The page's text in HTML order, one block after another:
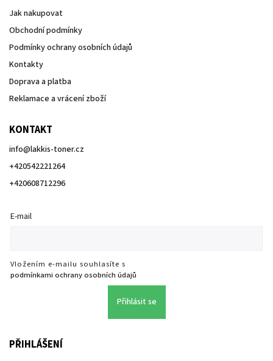
Jak nakupovat
Obchodní podmínky
Podmínky ochrany osobních údajů
Kontakty
Doprava a platba
Reklamace a vrácení zboží
KONTAKT
info@lakkis-toner.cz
+420542221264
+420608712296
E-mail
Vložením e-mailu souhlasíte s
podmínkami ochrany osobních údajů
Přihlásit se
PŘIHLÁŠENÍ